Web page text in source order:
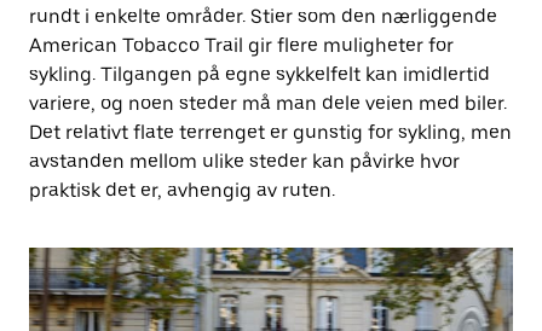
rundt i enkelte områder. Stier som den nærliggende
American Tobacco Trail gir flere muligheter for
sykling. Tilgangen på egne sykkelfelt kan imidlertid
variere, og noen steder må man dele veien med biler.
Det relativt flate terrenget er gunstig for sykling, men
avstanden mellom ulike steder kan påvirke hvor
praktisk det er, avhengig av ruten.